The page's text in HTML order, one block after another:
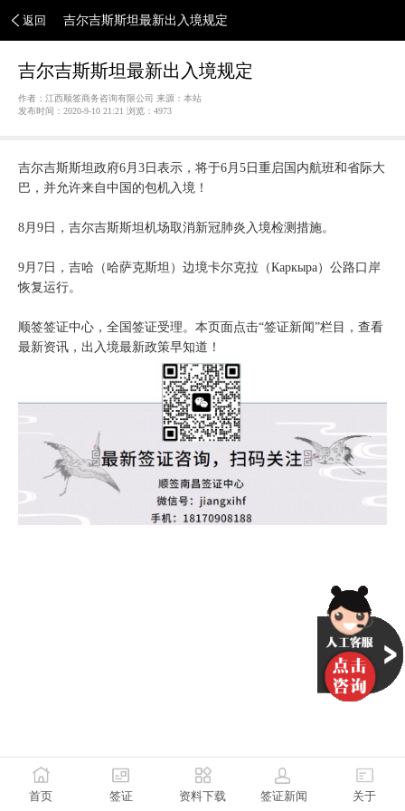
返回 吉尔吉斯斯坦最新出入境规定
吉尔吉斯斯坦最新出入境规定
作者：江西顺签商务咨询有限公司 来源：本站
发布时间：2020-9-10 21:21 浏览： 4973
吉尔吉斯斯坦政府6月3日表示，将于6月5日重启国内航班和省际大
巴，并允许来自中国的包机入境！
8月9日，吉尔吉斯斯坦机场取消新冠肺炎入境检测措施。
9月7日，吉哈（哈萨克斯坦）边境卡尔克拉（Каркыра）公路口岸
恢复运行。
顺签签证中心，全国签证受理。本页面点击“签证新闻”栏目，查看
最新资讯，出入境最新政策早知道！
首页 签证 资料下载 签证新闻 关于